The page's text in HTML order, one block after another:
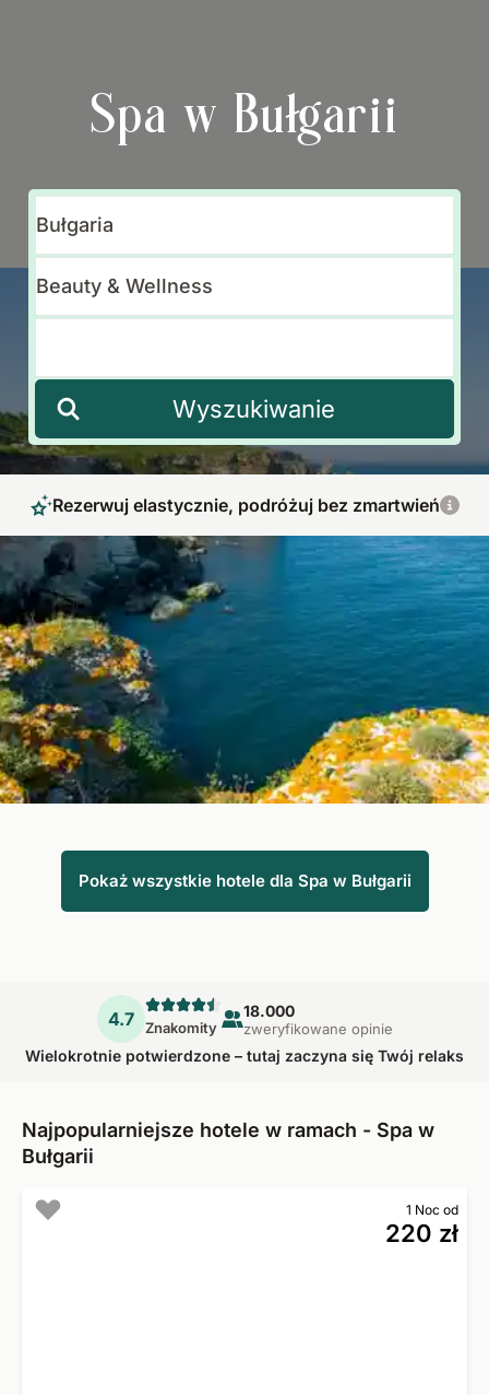
Spa w Bułgarii
Wyszukiwanie
Rezerwuj elastycznie, podróżuj bez zmartwień
Kojące chwile spa pełne relaksu
Bułgaria, kraj położony na wybrzeżu Morza Czarnego, oferuje
najlepsze warunki do spędzenia wakacji w spa. Ma nie tylko
zróżnicowaną i piękną przyrodę, ale jest też bardzo łatwo
dostępna z Polski. Wysokiej jakości zabiegi w spa dopełniają
tego doświadczenia.
Pokaż wszystkie hotele dla Spa w Bułgarii
4.7 Znakomity
18.000
zweryfikowane opinie
Wielokrotnie potwierdzone – tutaj zaczyna się Twój relaks
Najpopularniejsze hotele w ramach - Spa w
Bułgarii
1 Noc od
220 zł